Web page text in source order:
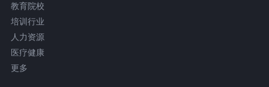
教育院校
培训行业
人力资源
医疗健康
更多